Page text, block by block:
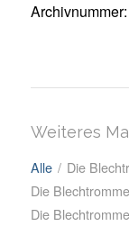
Weiteres
Alle / Die
Die
Die